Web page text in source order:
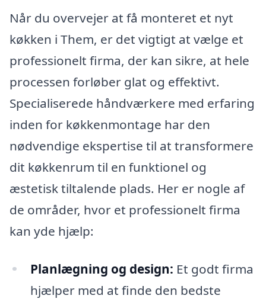
Når du overvejer at få monteret et nyt
køkken i Them, er det vigtigt at vælge et
professionelt firma, der kan sikre, at hele
processen forløber glat og effektivt.
Specialiserede håndværkere med erfaring
inden for køkkenmontage har den
nødvendige ekspertise til at transformere
dit køkkenrum til en funktionel og
æstetisk tiltalende plads. Her er nogle af
de områder, hvor et professionelt firma
kan yde hjælp:
Planlægning og design: Et godt firma
hjælper med at finde den bedste